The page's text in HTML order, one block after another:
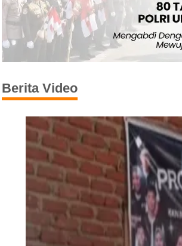
Berita Video